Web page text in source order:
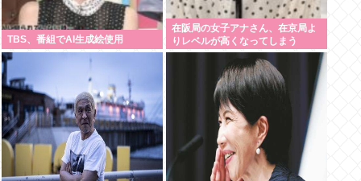
TBS、番組でAI生成絵使用
在阪局の女子アナさん、在京局よ
りレベルが高くなってしまう